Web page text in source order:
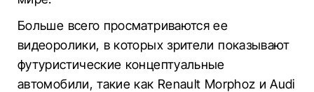
Больше всего просматриваются ее
видеоролики, в которых зрители показывают
футуристические концептуальные
автомобили, такие как Renault Morphoz и Audi